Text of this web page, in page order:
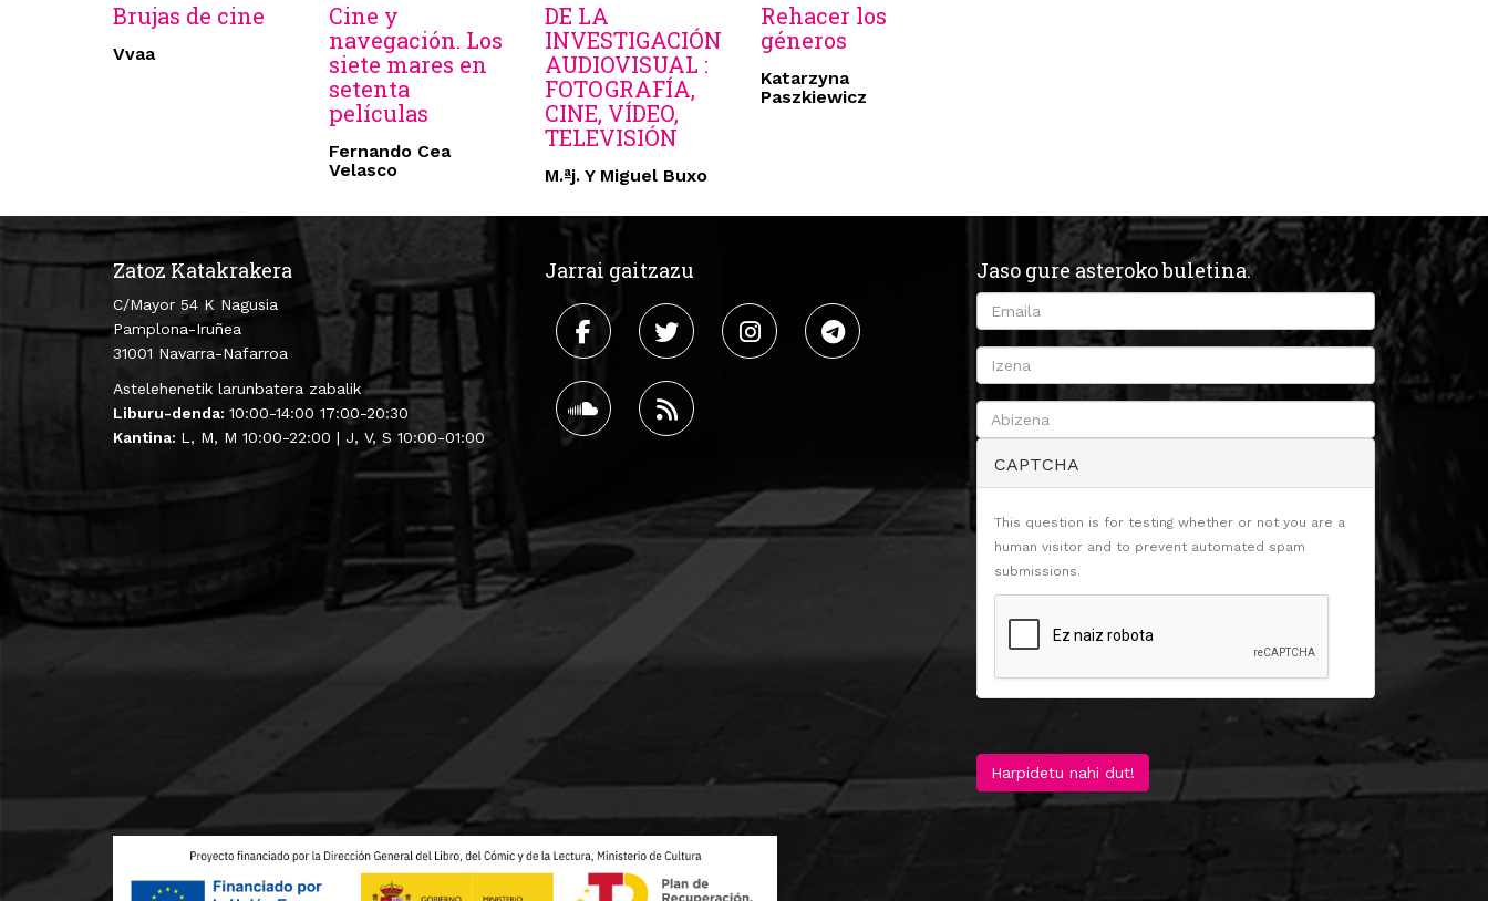
Brujas de cine
Vvaa
Cine y
navegación. Los
siete mares en
setenta
películas
Fernando Cea
Velasco
DE LA
INVESTIGACIÓN
AUDIOVISUAL :
FOTOGRAFÍA,
CINE, VÍDEO,
TELEVISIÓN
M.ªj. Y Miguel Buxo
Rehacer los
géneros
Katarzyna
Paszkiewicz
Zatoz Katakrakera
C/Mayor 54 K Nagusia
Pamplona-Iruñea
31001 Navarra-Nafarroa
Astelehenetik larunbatera zabalik
Liburu-denda: 10:00-14:00 17:00-20:30
Kantina: L, M, M 10:00-22:00 | J, V, S 10:00-01:00
Jarrai gaitzazu Jaso gure asteroko buletina.
CAPTCHA
This question is for testing whether or not you are a
human visitor and to prevent automated spam
submissions.
Harpidetu nahi dut!